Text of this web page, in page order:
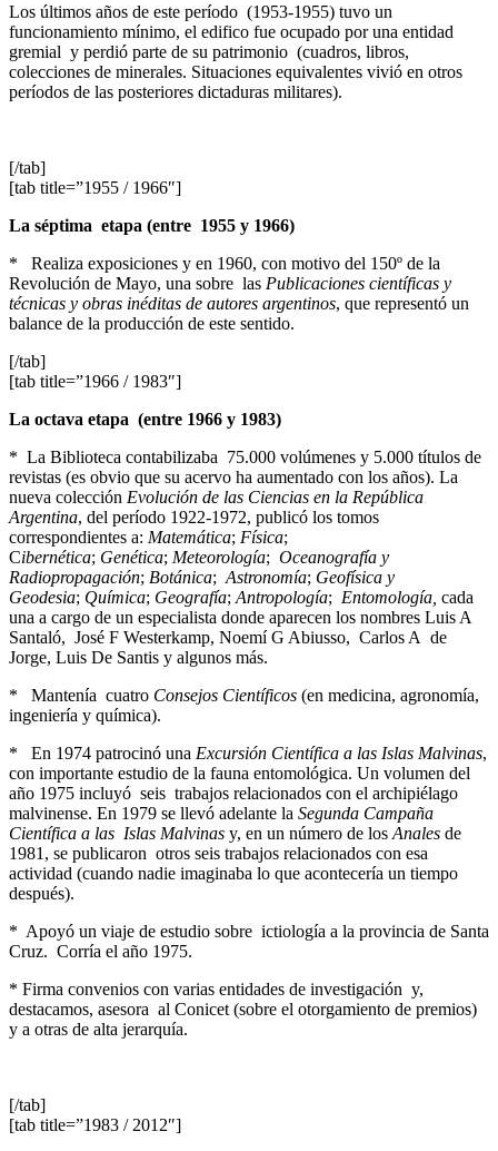
Los últimos años de este período (1953-1955) tuvo un
funcionamiento mínimo, el edifico fue ocupado por una entidad
gremial y perdió parte de su patrimonio (cuadros, libros,
colecciones de minerales. Situaciones equivalentes vivió en otros
períodos de las posteriores dictaduras militares).
[/tab]
[tab title=”1955 / 1966″]
La séptima etapa (entre 1955 y 1966)
* Realiza exposiciones y en 1960, con motivo del 150º de la
Revolución de Mayo, una sobre las Publicaciones científicas y
técnicas y obras inéditas de autores argentinos, que representó un
balance de la producción de este sentido.
[/tab]
[tab title=”1966 / 1983″]
La octava etapa (entre 1966 y 1983)
* La Biblioteca contabilizaba 75.000 volúmenes y 5.000 títulos de
revistas (es obvio que su acervo ha aumentado con los años). La
nueva colección Evolución de las Ciencias en la República
Argentina, del período 1922-1972, publicó los tomos
correspondientes a: Matemática; Física;
Cibernética; Genética; Meteorología; Oceanografía y
Radiopropagación; Botánica; Astronomía; Geofísica y
Geodesia; Química; Geografía; Antropología; Entomología, cada
una a cargo de un especialista donde aparecen los nombres Luis A
Santaló, José F Westerkamp, Noemí G Abiusso, Carlos A de
Jorge, Luis De Santis y algunos más.
* Mantenía cuatro Consejos Científicos (en medicina, agronomía,
ingeniería y química).
* En 1974 patrocinó una Excursión Científica a las Islas Malvinas,
con importante estudio de la fauna entomológica. Un volumen del
año 1975 incluyó seis trabajos relacionados con el archipiélago
malvinense. En 1979 se llevó adelante la Segunda Campaña
Científica a las Islas Malvinas y, en un número de los Anales de
1981, se publicaron otros seis trabajos relacionados con esa
actividad (cuando nadie imaginaba lo que acontecería un tiempo
después).
* Apoyó un viaje de estudio sobre ictiología a la provincia de Santa
Cruz. Corría el año 1975.
* Firma convenios con varias entidades de investigación y,
destacamos, asesora al Conicet (sobre el otorgamiento de premios)
y a otras de alta jerarquía.
[/tab]
[tab title=”1983 / 2012″]